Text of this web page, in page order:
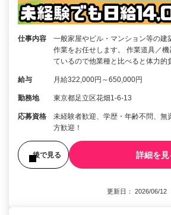
仕事内容
一般家屋やビル・マンション等の建
作業をお任せします。 作業道具／
ているので他業種と比べると体力
給与 月給322,000円～650,000円
勤務地 東京都足立区花畑1-6-13
応募資格
未経験者歓迎、学歴・年齢不問、無
方歓迎！
後で見る 詳細を見
更新日： 2026/06/